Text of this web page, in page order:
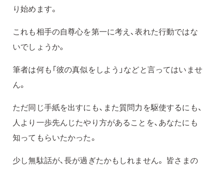
り始めます。
これも相手の自尊心を第一に考え、表れた行動ではな
いでしょうか。
筆者は何も「彼の真似をしよう」などと言ってはいませ
ん。
ただ同じ手紙を出すにも、また質問力を駆使するにも、
人より一歩先んじたやり方があることを、あなたにも
知ってもらいたかった。
少し無駄話が、長が過ぎたかもしれません。 皆さまの